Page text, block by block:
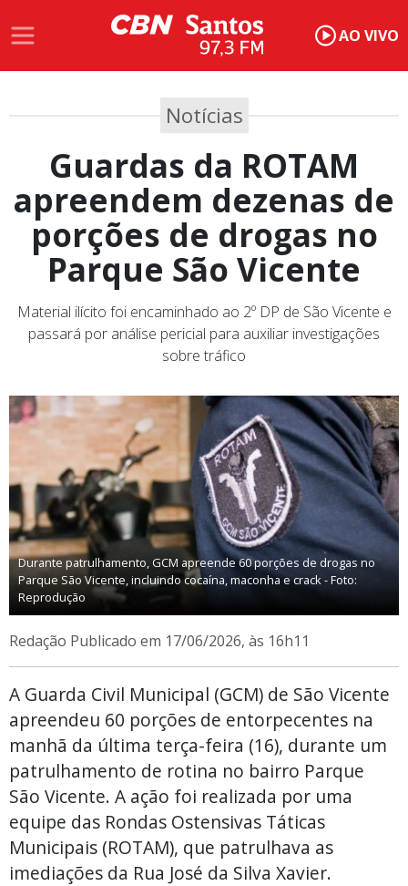
AO VIVO
Notícias
Guardas da ROTAM
apreendem dezenas de
porções de drogas no
Parque São Vicente
Material ilícito foi encaminhado ao 2º DP de São Vicente e
passará por análise pericial para auxiliar investigações
sobre tráfico
Durante patrulhamento, GCM apreende 60 porções de drogas no
Parque São Vicente, incluindo cocaína, maconha e crack - Foto:
Reprodução
Redação Publicado em 17/06/2026, às 16h11
A Guarda Civil Municipal (GCM) de São Vicente
apreendeu 60 porções de entorpecentes na
manhã da última terça-feira (16), durante um
patrulhamento de rotina no bairro Parque
São Vicente. A ação foi realizada por uma
equipe das Rondas Ostensivas Táticas
Municipais (ROTAM), que patrulhava as
imediações da Rua José da Silva Xavier.